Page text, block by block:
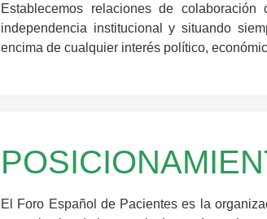
Establecemos relaciones de
independencia institucional y situando
encima de cualquier interés político,
El Foro Español de Pacientes es la